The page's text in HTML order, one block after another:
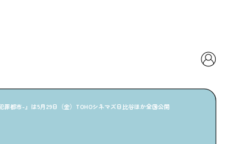
罪都市-』は5月29日（金）TOHOシネマズ日比谷ほか全国公開